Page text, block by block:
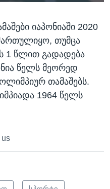
იაპონიაში 2020
თუმცა
1 წლით გადადება
წელს მეორედ
თამაშებს.
1964 წელს
us